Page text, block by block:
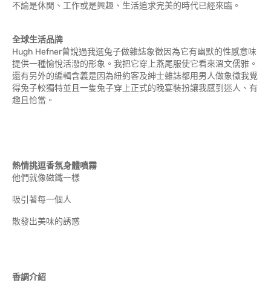
不論是休閒、工作或是興趣、生活追求完美的時代已經來臨。
全球生活品牌
Hugh Hefner曾說過我選兔子做雜誌象徵因為它有幽默的性感意味
提供一種愉悅活潑的形象。我把它穿上燕尾服使它看來溫文儒雅。
還有另外的編輯含義是因為紐約客及紳士雜誌都用男人做象徵我覺
得兔子較獨特並且一隻兔子穿上正式的晚宴裝扮讓我感到迷人、有
趣且恰當。
熱情挑逗香氛身體噴霧
他們就像磁鐵一樣
吸引著每一個人
散發出美味的誘惑
香調介紹